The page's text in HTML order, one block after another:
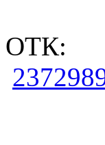
ОТК: